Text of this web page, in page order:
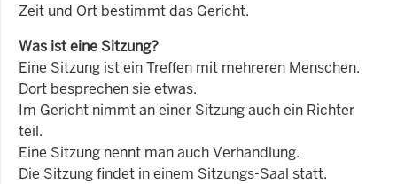
Zeit und Ort bestimmt das Gericht.
Was ist eine Sitzung?
Eine Sitzung ist ein Treffen mit mehreren Menschen.
Dort besprechen sie etwas.
Im Gericht nimmt an einer Sitzung auch ein Richter
teil.
Eine Sitzung nennt man auch Verhandlung.
Die Sitzung findet in einem Sitzungs-Saal statt.